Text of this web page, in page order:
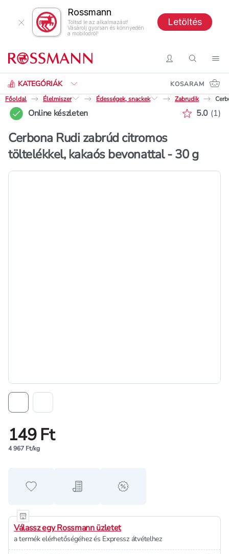
Rossmann
Töltsd le az alkalmazást!
Vásárolj gyorsan és könnyedén
a mobilodról!
Letöltés
BelépésKeresés
KATEGÓRIÁK
Keresés
KOSARAM
Főoldal
Élelmiszer Édességek, snackek Zabrudik
Online készleten 5.0 (1)
Cerbona Rudi zabrúd citromos
töltelékkel, kakaós bevonattal - 30 g
149 Ft
4 967 Ft/kg
Hozzáadás a kedvencekhez
Hozzáadás a bevásárló listához
alert when on sale
Válassz egy Rossmann üzletet
a termék elérhetőségéhez és Expressz átvételhez